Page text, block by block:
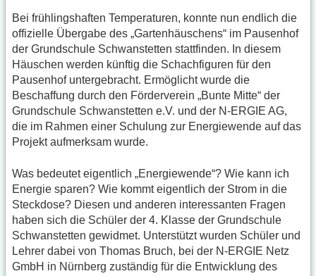
Bei frühlingshaften Temperaturen, konnte nun endlich die
offizielle Übergabe des „Gartenhäuschens“ im Pausenhof
der Grundschule Schwanstetten stattfinden. In diesem
Häuschen werden künftig die Schachfiguren für den
Pausenhof untergebracht. Ermöglicht wurde die
Beschaffung durch den Förderverein „Bunte Mitte“ der
Grundschule Schwanstetten e.V. und der N-ERGIE AG,
die im Rahmen einer Schulung zur Energiewende auf das
Projekt aufmerksam wurde.
Was bedeutet eigentlich „Energiewende“? Wie kann ich
Energie sparen? Wie kommt eigentlich der Strom in die
Steckdose? Diesen und anderen interessanten Fragen
haben sich die Schüler der 4. Klasse der Grundschule
Schwanstetten gewidmet. Unterstützt wurden Schüler und
Lehrer dabei von Thomas Bruch, bei der N-ERGIE Netz
GmbH in Nürnberg zuständig für die Entwicklung des